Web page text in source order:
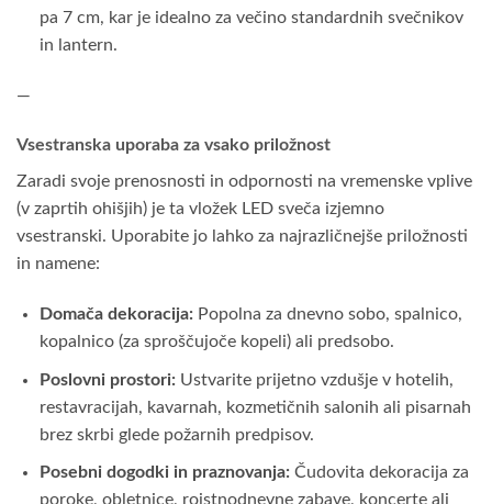
pa 7 cm, kar je idealno za večino standardnih svečnikov
in lantern.
—
Vsestranska uporaba za vsako priložnost
Zaradi svoje prenosnosti in odpornosti na vremenske vplive
(v zaprtih ohišjih) je ta vložek LED sveča izjemno
vsestranski. Uporabite jo lahko za najrazličnejše priložnosti
in namene:
Domača dekoracija:Popolna za dnevno sobo, spalnico,
kopalnico (za sproščujoče kopeli) ali predsobo.
Poslovni prostori:Ustvarite prijetno vzdušje v hotelih,
restavracijah, kavarnah, kozmetičnih salonih ali pisarnah
brez skrbi glede požarnih predpisov.
Posebni dogodki in praznovanja:Čudovita dekoracija za
poroke, obletnice, rojstnodnevne zabave, koncerte ali